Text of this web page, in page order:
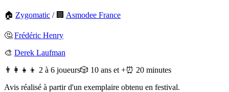
🏠 Zygomatic / 🏢 Asmodee France
🤔 Frédéric Henry
🎨 Derek Laufman
👨‍👩‍👧‍👦 2 à 6 joueurs🎲 10 ans et +⏰ 20 minutes
Avis réalisé à partir d'un exemplaire obtenu en festival.